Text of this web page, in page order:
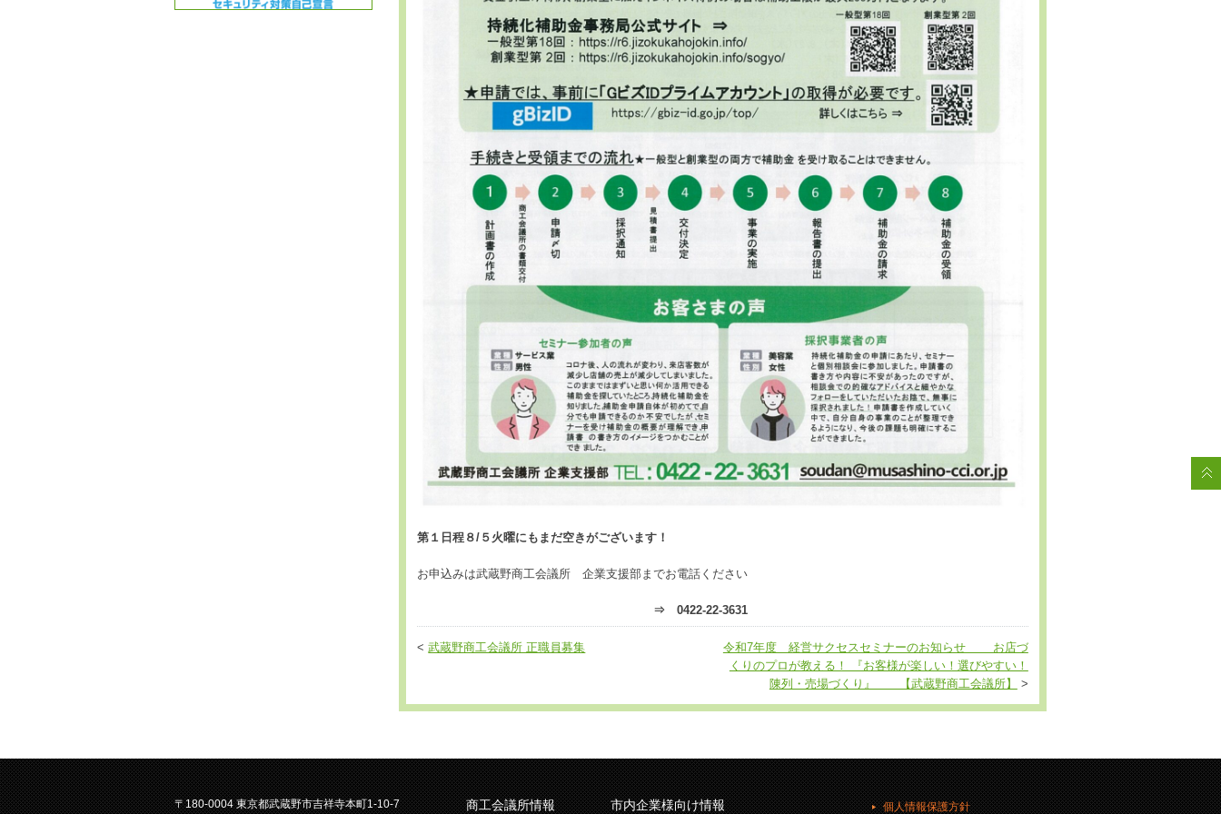
第１日程８/５火曜にもまだ空きがございます！
お申込みは武蔵野商工会議所 企業支援部までお電話ください
⇒ 0422-22-3631
<武蔵野商工会議所 正職員募集
令和7年度 経営サクセスセミナーのお知らせ お店づ
くりのプロが教える！ 『お客様が楽しい！選びやすい！
陳列・売場づくり』 【武蔵野商工会議所】
>
〒180-0004 東京都武蔵野市吉祥寺本町1-10-7 商工会議所情報 市内企業様向け情報 個人情報保護方針